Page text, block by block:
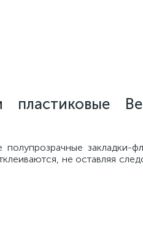
полупрозрачные
не оставляя